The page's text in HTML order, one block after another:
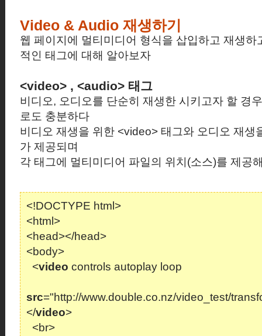
Video & Audio 재생하기
웹 페이지에 멀티미디어 형식을 삽입하고 재생하
적인 태그에 대해 알아보자
<video> , <audio> 태그
비디오, 오디오를 단순히 재생한 시키고자 할 경
로도 충분하다
비디오 재생을 위한 <video> 태그와 오디오 재생
가 제공되며
각 태그에 멀티미디어 파일의 위치(소스)를 제공
<!DOCTYPE html>
<html>
<head></head>
<body>
<video controls autoplay loop
src="http://www.double.co.nz/video_test/
</video>
<br>